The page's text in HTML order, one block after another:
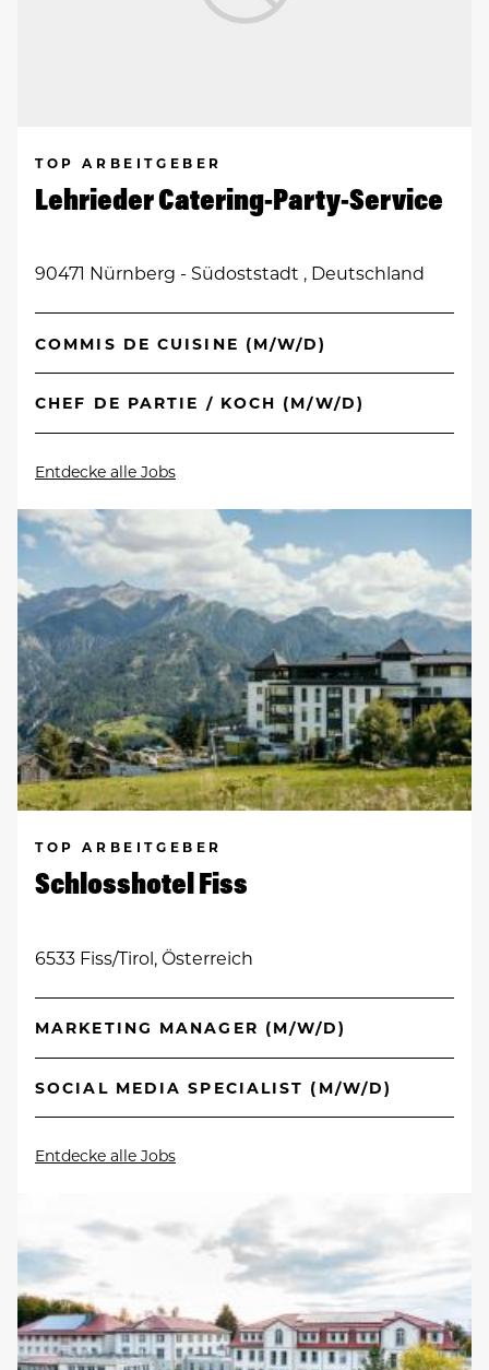
TOP ARBEITGEBER
Lehrieder Catering-Party-Service
90471 Nürnberg - Südoststadt , Deutschland
COMMIS DE CUISINE (M/W/D)
CHEF DE PARTIE / KOCH (M/W/D)
Entdecke alle Jobs
TOP ARBEITGEBER
Schlosshotel Fiss
6533 Fiss/Tirol, Österreich
MARKETING MANAGER (M/W/D)
SOCIAL MEDIA SPECIALIST (M/W/D)
Entdecke alle Jobs